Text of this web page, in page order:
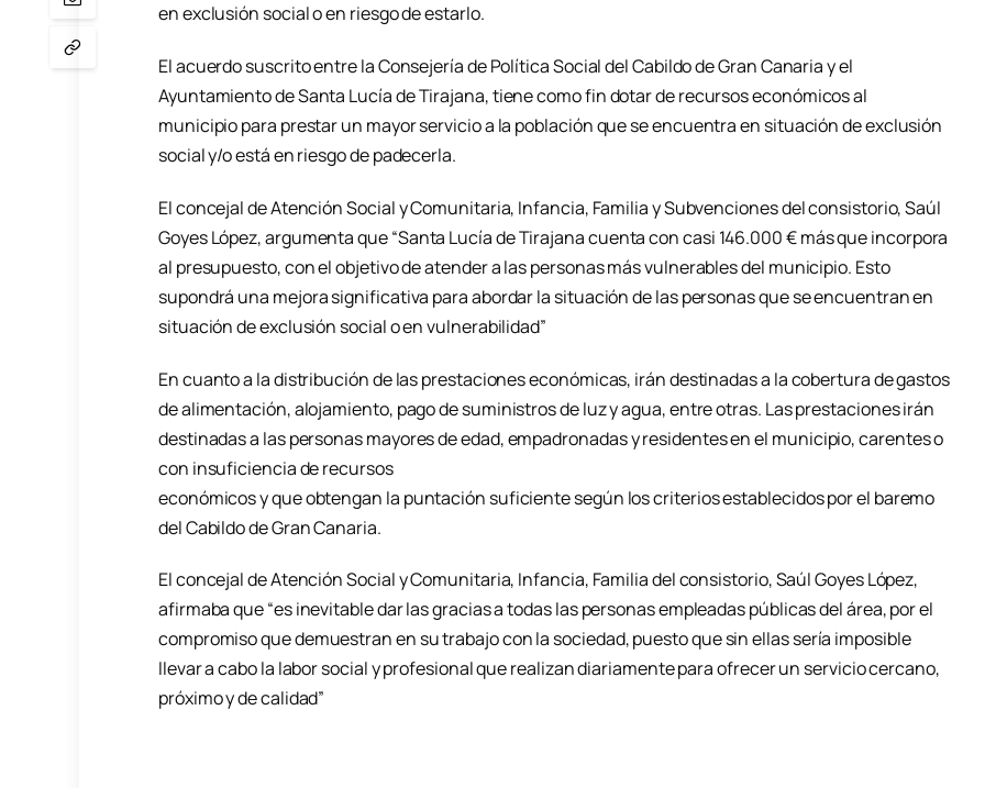
en exclusión social o en riesgo de estarlo.
El acuerdo suscrito entre la Consejería de Política Social del Cabildo de Gran Canaria y el
Ayuntamiento de Santa Lucía de Tirajana, tiene como fin dotar de recursos económicos al
municipio para prestar un mayor servicio a la población que se encuentra en situación de exclusión
social y/o está en riesgo de padecerla.
El concejal de Atención Social y Comunitaria, Infancia, Familia y Subvenciones del consistorio, Saúl
Goyes López, argumenta que “Santa Lucía de Tirajana cuenta con casi 146.000 € más que incorpora
al presupuesto, con el objetivo de atender a las personas más vulnerables del municipio. Esto
supondrá una mejora significativa para abordar la situación de las personas que se encuentran en
situación de exclusión social o en vulnerabilidad”
En cuanto a la distribución de las prestaciones económicas, irán destinadas a la cobertura de gastos
de alimentación, alojamiento, pago de suministros de luz y agua, entre otras. Las prestaciones irán
destinadas a las personas mayores de edad, empadronadas y residentes en el municipio, carentes o
con insuficiencia de recursos
económicos y que obtengan la puntación suficiente según los criterios establecidos por el baremo
del Cabildo de Gran Canaria.
El concejal de Atención Social y Comunitaria, Infancia, Familia del consistorio, Saúl Goyes López,
afirmaba que “es inevitable dar las gracias a todas las personas empleadas públicas del área, por el
compromiso que demuestran en su trabajo con la sociedad, puesto que sin ellas sería imposible
llevar a cabo la labor social y profesional que realizan diariamente para ofrecer un servicio cercano,
próximo y de calidad”